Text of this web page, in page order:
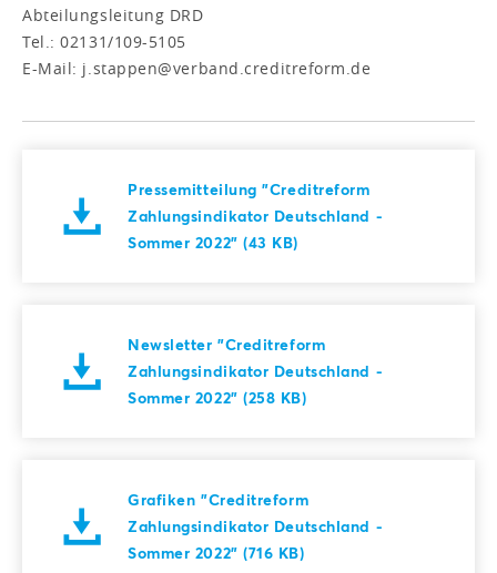
Abteilungsleitung DRD
Tel.: 02131/109-5105
E-Mail: j.stappen@verband.creditreform.de
Pressemitteilung "Creditreform
Zahlungsindikator Deutschland -
Sommer 2022" (43 KB)
Newsletter "Creditreform
Zahlungsindikator Deutschland -
Sommer 2022" (258 KB)
Grafiken "Creditreform
Zahlungsindikator Deutschland -
Sommer 2022" (716 KB)